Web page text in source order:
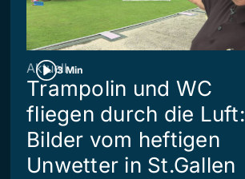
3 Min
Aktuell
Trampolin und WC
fliegen durch die Luft:
Bilder vom heftigen
Unwetter in St.Gallen